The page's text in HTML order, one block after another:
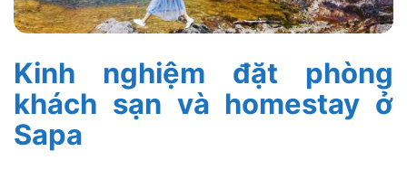
Kinh nghiệm đặt phòng
khách sạn và homestay ở
Sapa